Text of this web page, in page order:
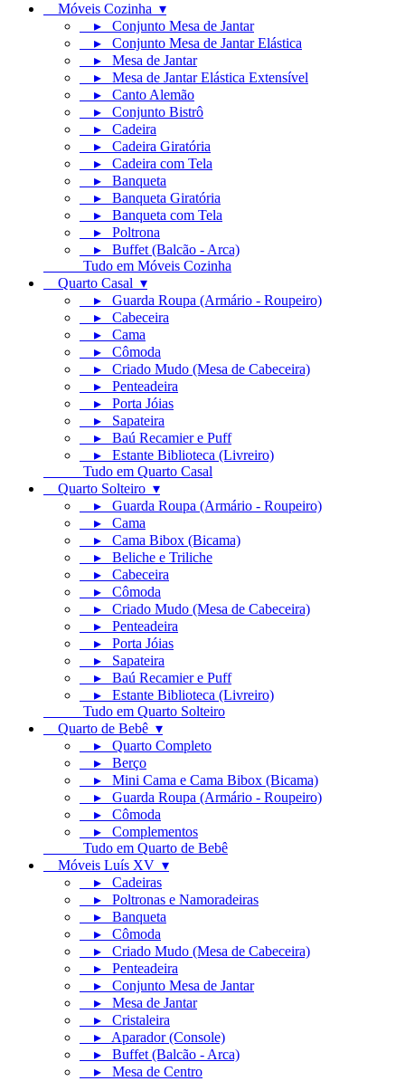
Móveis Cozinha ▾
▸ Conjunto Mesa de Jantar
▸ Conjunto Mesa de Jantar Elástica
▸ Mesa de Jantar
▸ Mesa de Jantar Elástica Extensível
▸ Canto Alemão
▸ Conjunto Bistrô
▸ Cadeira
▸ Cadeira Giratória
▸ Cadeira com Tela
▸ Banqueta
▸ Banqueta Giratória
▸ Banqueta com Tela
▸ Poltrona
▸ Buffet (Balcão - Arca)
Tudo em Móveis Cozinha
Quarto Casal ▾
▸ Guarda Roupa (Armário - Roupeiro)
▸ Cabeceira
▸ Cama
▸ Cômoda
▸ Criado Mudo (Mesa de Cabeceira)
▸ Penteadeira
▸ Porta Jóias
▸ Sapateira
▸ Baú Recamier e Puff
▸ Estante Biblioteca (Livreiro)
Tudo em Quarto Casal
Quarto Solteiro ▾
▸ Guarda Roupa (Armário - Roupeiro)
▸ Cama
▸ Cama Bibox (Bicama)
▸ Beliche e Triliche
▸ Cabeceira
▸ Cômoda
▸ Criado Mudo (Mesa de Cabeceira)
▸ Penteadeira
▸ Porta Jóias
▸ Sapateira
▸ Baú Recamier e Puff
▸ Estante Biblioteca (Livreiro)
Tudo em Quarto Solteiro
Quarto de Bebê ▾
▸ Quarto Completo
▸ Berço
▸ Mini Cama e Cama Bibox (Bicama)
▸ Guarda Roupa (Armário - Roupeiro)
▸ Cômoda
▸ Complementos
Tudo em Quarto de Bebê
Móveis Luís XV ▾
▸ Cadeiras
▸ Poltronas e Namoradeiras
▸ Banqueta
▸ Cômoda
▸ Criado Mudo (Mesa de Cabeceira)
▸ Penteadeira
▸ Conjunto Mesa de Jantar
▸ Mesa de Jantar
▸ Cristaleira
▸ Aparador (Console)
▸ Buffet (Balcão - Arca)
▸ Mesa de Centro